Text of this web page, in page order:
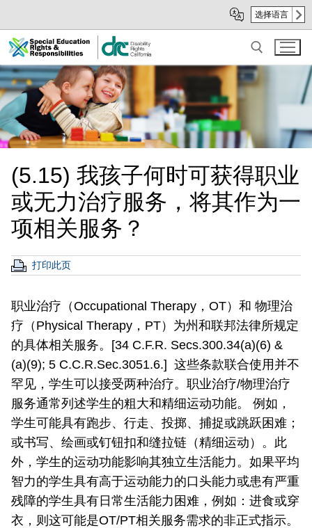
Main
Content
sub
navigation
选择语言
Search for:
(5.15) 我孩子何时可获得职业
或无力治疗服务，将其作为一
项相关服务？
打印此页
职业治疗（Occupational Therapy，OT）和 物理治
疗（Physical Therapy，PT）为州和联邦法律所规定
的具体相关服务。[34 C.F.R. Secs.300.34(a)(6) &
(a)(9); 5 C.C.R.Sec.3051.6.] 这些条款联合使用并不
罕见，学生可以接受两种治疗。职业治疗/物理治疗
服务通常列述学生的粗大和精细运动功能。 例如，
学生可能具有跑步、行走、投掷、捕捉或跳跃困难；
或书写、绘画或钉钮扣和缝拉链（精细运动）。此
外，学生的运动功能影响其独立生活能力。如果平均
智力的学生具有高于运动能力的口头能力或患有严重
残障的学生具有日常生活能力困难，例如：进食或穿
衣，则这可能是OT/PT相关服务需求的非正式指示。